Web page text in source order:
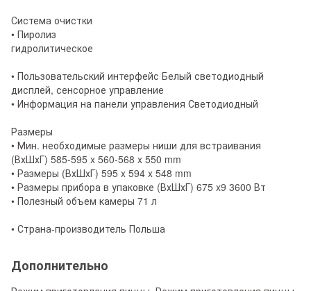
Система очистки
• Пиролиз
гидролитическое
• Пользовательский интерфейс Белый светодиодный
дисплей, сенсорное управление
• Информация на панели управления Светодиодный
Размеры
• Мин. необходимые размеры ниши для встраивания
(ВхШхГ) 585-595 x 560-568 x 550 mm
• Размеры (ВхШхГ) 595 x 594 x 548 mm
• Размеры прибора в упаковке (ВхШхГ) 675 x9 3600 Вт
• Полезный объем камеры 71 л
• Страна-производитель Польша
Дополнительно